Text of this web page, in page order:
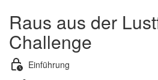
Raus aus der
Challenge
Einführung